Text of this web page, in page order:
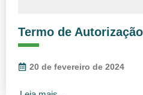
Termo de
20 de fevereiro de 2024